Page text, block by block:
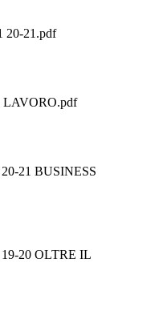
20-21.pdf
21 BUSINESS
20 OLTRE IL